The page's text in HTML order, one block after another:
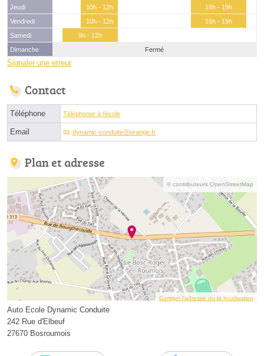
Jeudi
10h - 12h
16h - 19h
Vendredi
10h - 12h
16h - 19h
Samedi
9h - 12h
Dimanche
Fermé
Signaler une erreur
Contact
Téléphone Téléphoner à l'école
Email dynamic-conduiteⓐorange.fr
Plan et adresse
© contributeurs OpenStreetMap
Corriger l’adresse ou la localisation
Auto Ecole Dynamic Conduite
242 Rue d'Elbeuf
27670 Bosroumois